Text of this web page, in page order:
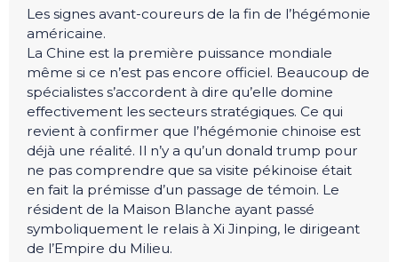
Les signes avant-coureurs de la fin de l’hégémonie
américaine.
La Chine est la première puissance mondiale
même si ce n’est pas encore officiel. Beaucoup de
spécialistes s’accordent à dire qu’elle domine
effectivement les secteurs stratégiques. Ce qui
revient à confirmer que l’hégémonie chinoise est
déjà une réalité. Il n’y a qu’un donald trump pour
ne pas comprendre que sa visite pékinoise était
en fait la prémisse d’un passage de témoin. Le
résident de la Maison Blanche ayant passé
symboliquement le relais à Xi Jinping, le dirigeant
de l’Empire du Milieu.